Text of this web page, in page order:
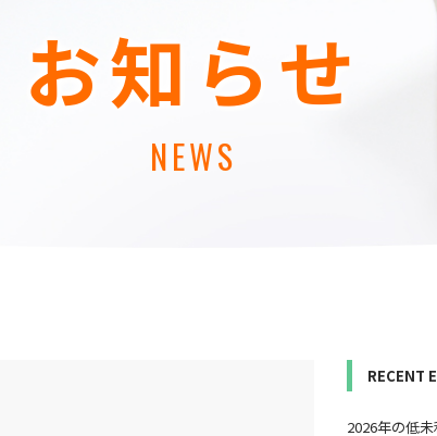
お知らせ
NEWS
RECENT
2026年の低